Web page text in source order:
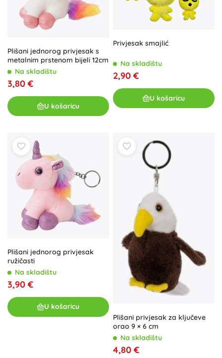
Plišani jednorog privjesak s
metalnim prstenom bijeli 12cm
Na skladištu
3,80 €
U košaricu
Privjesak smajlić
Na skladištu
2,90 €
U košaricu
Plišani jednorog privjesak
ružičasti
Na skladištu
3,90 €
U košaricu
Plišani privjesak za ključeve
orao 9 × 6 cm
Na skladištu
4,80 €